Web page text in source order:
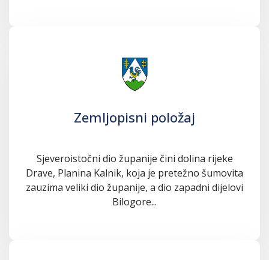
Zemljopisni položaj
Sjeveroistočni dio županije čini dolina rijeke
Drave, Planina Kalnik, koja je pretežno šumovita
zauzima veliki dio županije, a dio zapadni dijelovi
Bilogore...